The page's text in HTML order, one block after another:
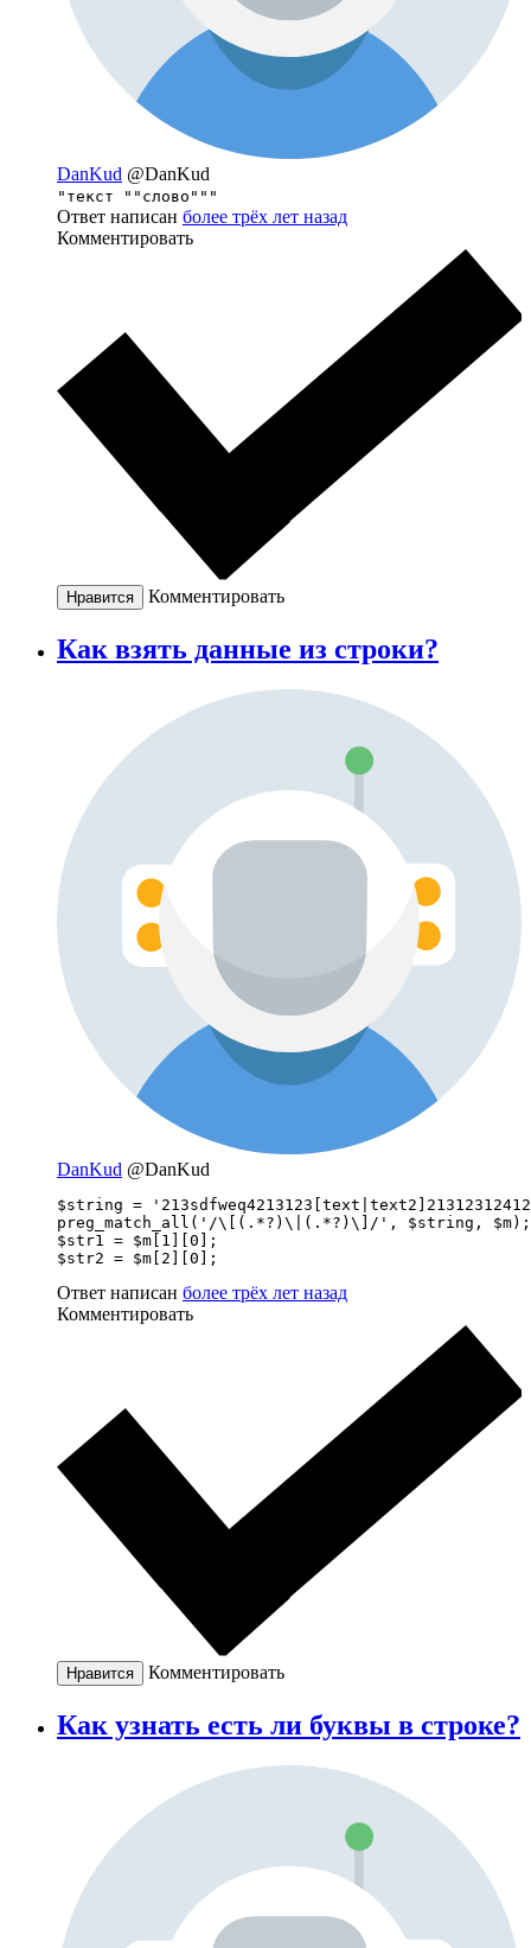
DanKud @DanKud
"текст ""слово"""
Ответ написан более трёх лет назад
Комментировать
Нравится Комментировать
Как взять данные из строки?
DanKud @DanKud
$string =
preg_match_all('/\[(.*?)\|(.*?)\]/', $string, $m);
$str1 = $m[1][0];
$str2 = $m[2][0];
Ответ написан более трёх лет назад
Комментировать
Нравится Комментировать
Как узнать есть ли буквы в строке?